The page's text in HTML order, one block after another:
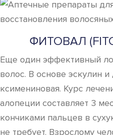
ФИТОВАЛ
Еще один эффективный
волос. В основе эскулин
ксимениновая. Курс
алопеции составляет 3
кончиками пальцев в
не требует. Взрослому